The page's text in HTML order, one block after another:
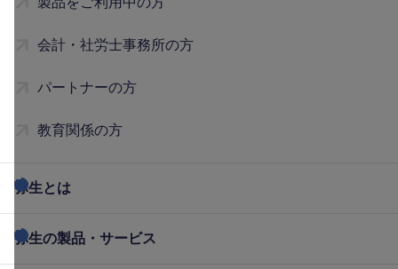
会計・社労士事務所の方
パートナーの方
教育関係の方
弥生とは
弥生の製品・サービス